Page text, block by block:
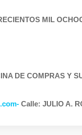
MIL
DE COMPRAS Y
Calle: JULIO A.